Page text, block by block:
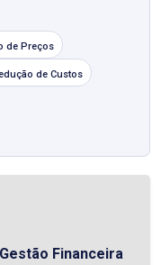
de Preços
de Custos
Financeira